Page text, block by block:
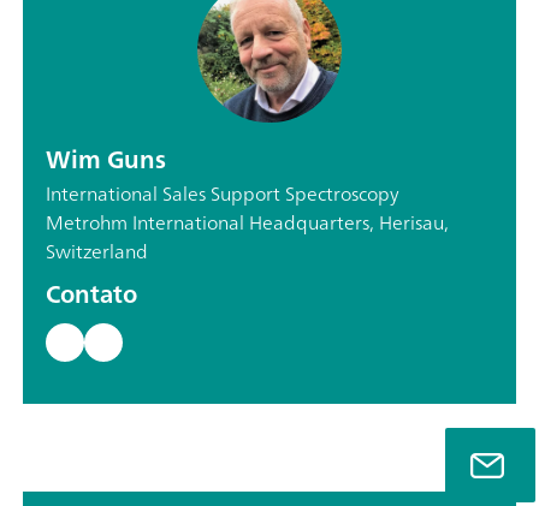
Wim Guns
International Sales Support Spectroscopy
Metrohm International Headquarters, Herisau,
Switzerland
Contato